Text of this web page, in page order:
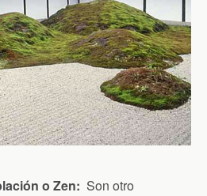
o Zen: Son otro